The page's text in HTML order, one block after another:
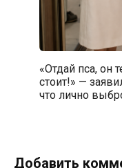
«Отдай пса, он
стоит!» —
что лично
Добавить